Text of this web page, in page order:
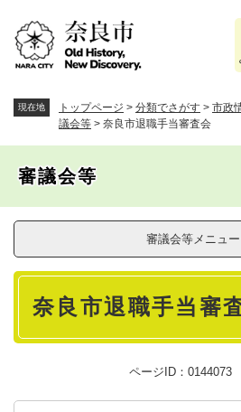
現在地 トップページ > 分類でさがす > 市政
議会等 > 奈良市退職手当審査会
審議会等
審議会等メニュー
本
奈良市退職手当審
ページID：0144073